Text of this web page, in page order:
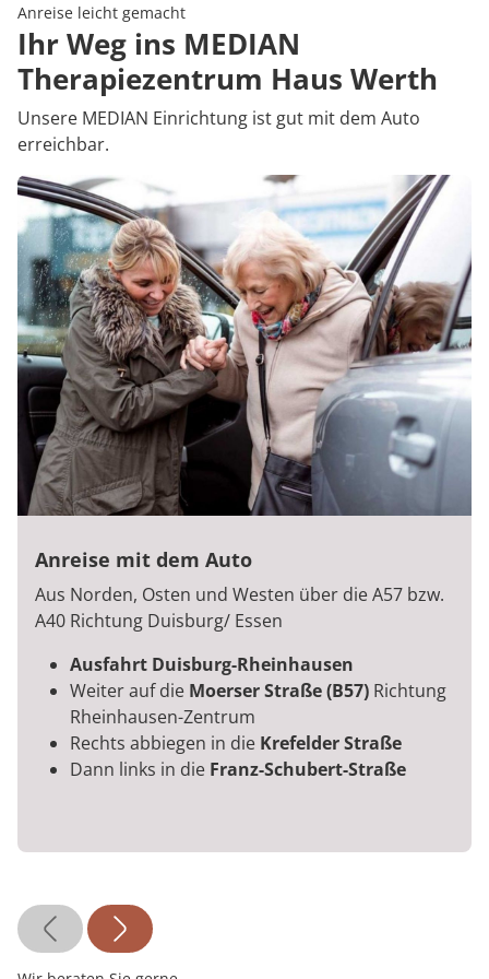
Karriere
Anreise leicht gemacht
Ihr Weg ins MEDIAN
Therapiezentrum Haus Werth
Unsere MEDIAN Einrichtung ist gut mit dem Auto
erreichbar.
Anreise mit dem Auto
Aus Norden, Osten und Westen über die A57 bzw.
A40 Richtung Duisburg/ Essen
Ausfahrt Duisburg-Rheinhausen
Weiter auf die Moerser Straße (B57) Richtung
Rheinhausen-Zentrum
Rechts abbiegen in die Krefelder Straße
Dann links in die Franz-Schubert-Straße